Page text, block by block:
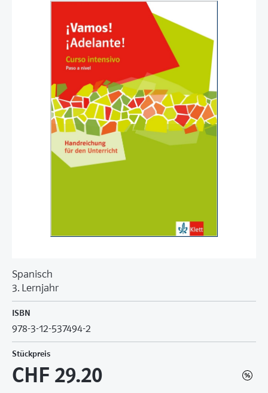
Spanisch
3. Lernjahr
ISBN
978-3-12-537494-2
Stückpreis
CHF 29.20